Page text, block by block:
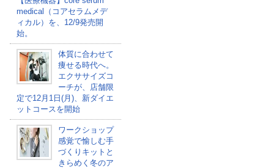
medical（コアセラムメデ
ィカル）を、12/9発売開
始。
体質に合わせて
痩せる時代へ。
エクササイズコ
ーチが、店舗限
定で12月1日(月)、新ダイエ
ットコースを開始
ワークショップ
感覚で愉しむ手
づくりキットと
きらめく冬のア